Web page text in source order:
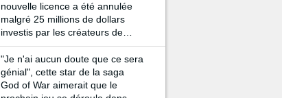
nouvelle licence a été annulée
malgré 25 millions de dollars
investis par les créateurs de
God of War...
"Je n'ai aucun doute que ce sera
génial", cette star de la saga
God of War aimerait que le